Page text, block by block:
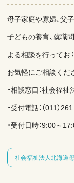
母子家庭や寡婦、父
子どもの養育、就職
よる相談を行ってお
お気軽にご相談くだ
・相談窓口：社会福
・受付電話：（011）
・受付日時：9:00～
社会福祉法人北海道